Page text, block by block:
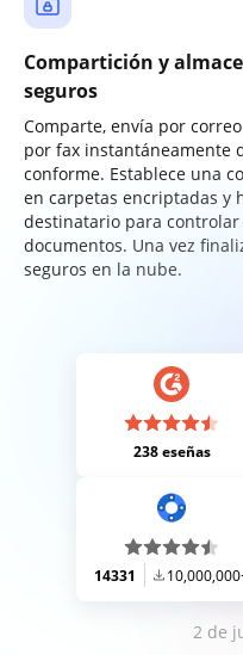
Compartición y
seguros
Comparte, envía por
por fax instantáneamente
conforme. Establece una
en carpetas encriptadas y
destinatario para
documentos. Una vez
seguros en la nube.
238 eseñas
14331
2 de